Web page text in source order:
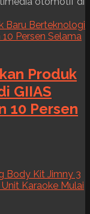
Produk
GIIAS
10 Persen